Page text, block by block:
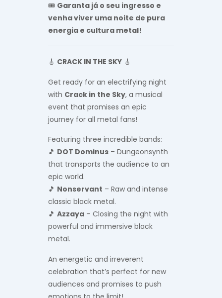
🎟️ Garanta já o seu ingresso e
venha viver uma noite de pura
energia e cultura metal!
🎸 CRACK IN THE SKY 🎸
Get ready for an electrifying night
with Crack in the Sky, a musical
event that promises an epic
journey for all metal fans!
Featuring three incredible bands:
🎵 DOT Dominus – Dungeonsynth
that transports the audience to an
epic world.
🎵 Nonservant – Raw and intense
classic black metal.
🎵 Azzaya – Closing the night with
powerful and immersive black
metal.
An energetic and irreverent
celebration that’s perfect for new
audiences and promises to push